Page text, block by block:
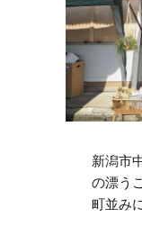
新潟市
の漂う
町並み